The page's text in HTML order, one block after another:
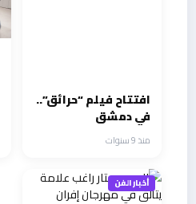
افتتاح فيلم “حرائق”..
في دمشق
منذ 9 سنوات
أخبار الفن